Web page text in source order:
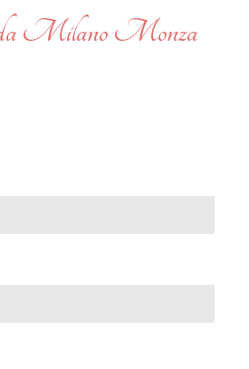
Milano Monza